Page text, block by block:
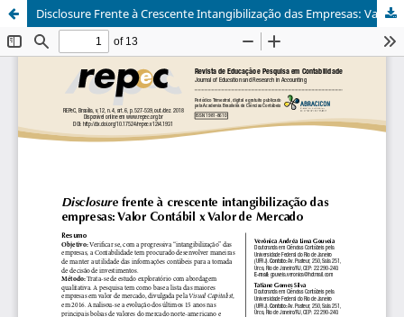
Disclosure Frente à Crescente Intangibilização das Empresas: Valor Contábil x Valor de Mercado